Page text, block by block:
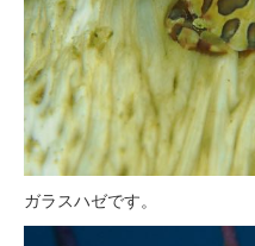
ガラスハゼです。